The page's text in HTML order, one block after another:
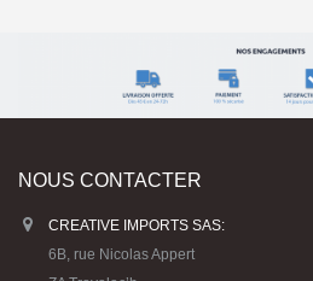
NOUS CONTACTER
CREATIVE IMPORTS SAS:
6B, rue Nicolas Appert